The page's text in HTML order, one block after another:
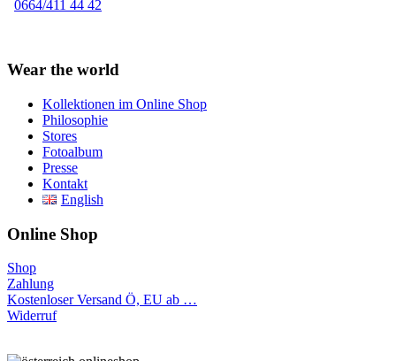
0664/411 44 42
Wear the world
Kollektionen im Online Shop
Philosophie
Stores
Fotoalbum
Presse
Kontakt
English
Online Shop
Shop
Zahlung
Kostenloser Versand Ö, EU ab …
Widerruf